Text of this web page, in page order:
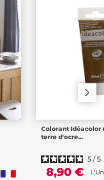
Colorant Idéacolor
terre d'ocre...
5/5
8,90 €